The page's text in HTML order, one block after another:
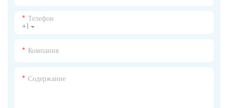
+1
Телефон
Компания
Содержание